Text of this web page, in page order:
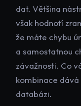
dat. Většina
však hodnotí
že máte chybu
a samostatnou
závažnosti. Co
kombinace dává
databázi.